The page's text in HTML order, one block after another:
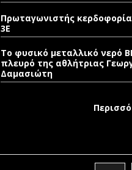
Πρωταγωνιστής
3E
Το φυσικό μεταλλικό νερό
πλευρό της αθλήτριας
Δαμασιώτη